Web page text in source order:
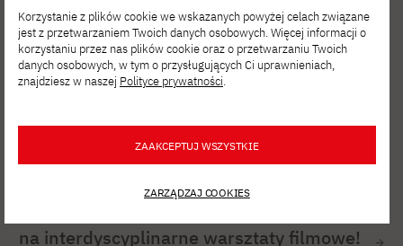
na interdyscyplinarne warsztaty filmowe!
Korzystanie z plików cookie we wskazanych powyżej celach związane
jest z przetwarzaniem Twoich danych osobowych. Więcej informacji o
korzystaniu przez nas plików cookie oraz o przetwarzaniu Twoich
danych osobowych, w tym o przysługujących Ci uprawnieniach,
znajdziesz w naszej Polityce prywatności.
ZAAKCEPTUJ WSZYSTKIE
ZARZĄDZAJ COOKIES